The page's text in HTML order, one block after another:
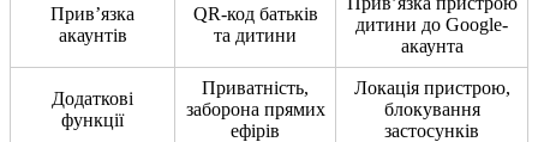
Прив’язка
акаунтів
QR-код батьків
та дитини
дитини до Google-
акаунта
Додаткові
функції
Приватність,
заборона прямих
ефірів
Локація пристрою,
блокування
застосунків